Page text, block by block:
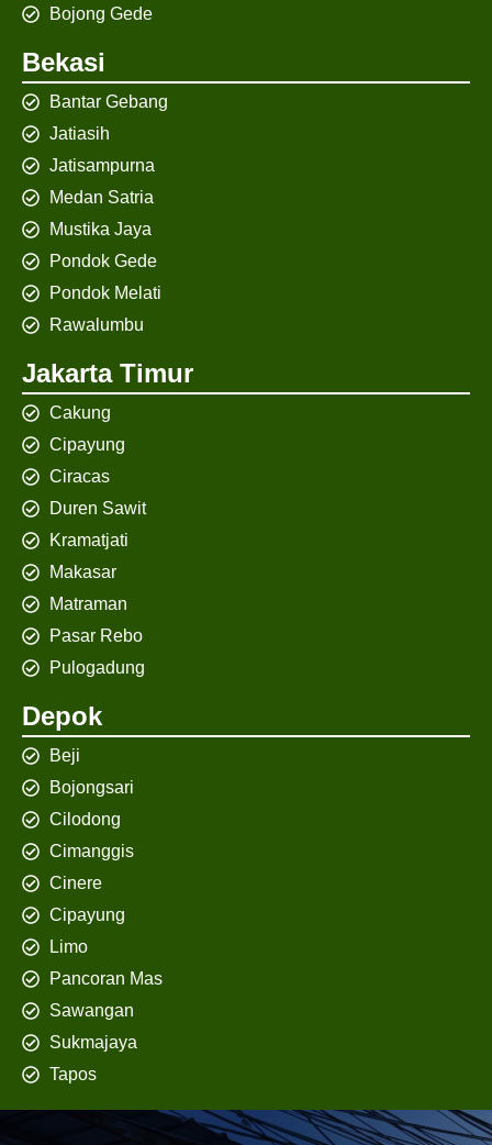
Bojong Gede
Bekasi
Bantar Gebang
Jatiasih
Jatisampurna
Medan Satria
Mustika Jaya
Pondok Gede
Pondok Melati
Rawalumbu
Jakarta Timur
Cakung
Cipayung
Ciracas
Duren Sawit
Kramatjati
Makasar
Matraman
Pasar Rebo
Pulogadung
Depok
Beji
Bojongsari
Cilodong
Cimanggis
Cinere
Cipayung
Limo
Pancoran Mas
Sawangan
Sukmajaya
Tapos